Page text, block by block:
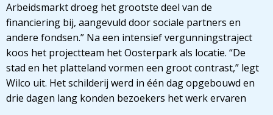
Arbeidsmarkt droeg het grootste deel van de
financiering bij, aangevuld door sociale partners en
andere fondsen.” Na een intensief vergunningstraject
koos het projectteam het Oosterpark als locatie. “De
stad en het platteland vormen een groot contrast,” legt
Wilco uit. Het schilderij werd in één dag opgebouwd en
drie dagen lang konden bezoekers het werk ervaren